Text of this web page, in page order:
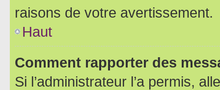
raisons de votre avertissement.
Haut
Comment rapporter des
Si l’administrateur l’a permis,